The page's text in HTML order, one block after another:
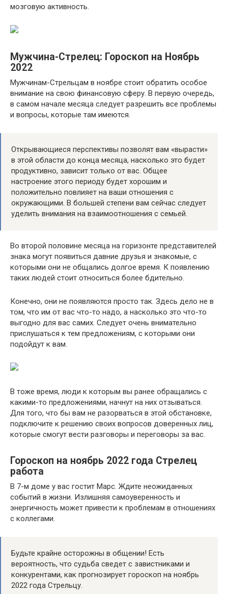
мозговую активность.
Мужчина-Стрелец: Гороскоп на Ноябрь
2022
Мужчинам-Стрельцам в ноябре стоит обратить особое
внимание на свою финансовую сферу. В первую очередь,
в самом начале месяца следует разрешить все проблемы
и вопросы, которые там имеются.
Открывающиеся перспективы позволят вам «вырасти»
в этой области до конца месяца, насколько это будет
продуктивно, зависит только от вас. Общее
настроение этого периоду будет хорошим и
положительно повлияет на ваши отношения с
окружающими. В большей степени вам сейчас следует
уделить внимания на взаимоотношения с семьей.
Во второй половине месяца на горизонте представителей
знака могут появиться давние друзья и знакомые, с
которыми они не общались долгое время. К появлению
таких людей стоит относиться более бдительно.
Конечно, они не появляются просто так. Здесь дело не в
том, что им от вас что-то надо, а насколько это что-то
выгодно для вас самих. Следует очень внимательно
прислушаться к тем предложениям, с которыми они
подойдут к вам.
В тоже время, люди к которым вы ранее обращались с
какими-то предложениями, начнут на них отзываться.
Для того, что бы вам не разорваться в этой обстановке,
подключите к решению своих вопросов доверенных лиц,
которые смогут вести разговоры и переговоры за вас.
Гороскоп на ноябрь 2022 года Стрелец
работа
В 7-м доме у вас гостит Марс. Ждите неожиданных
событий в жизни. Излишняя самоуверенность и
энергичность может привести к проблемам в отношениях
с коллегами.
Будьте крайне осторожны в общении! Есть
вероятность, что судьба сведет с завистниками и
конкурентами, как прогнозирует гороскоп на ноябрь
2022 года Стрельцу.